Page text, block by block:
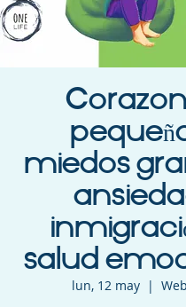
miedos
salud
lun, 12 may
  |